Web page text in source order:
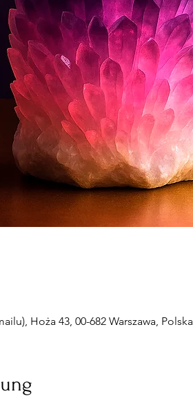
Hoża 43, 00-682 Warszawa, Polska